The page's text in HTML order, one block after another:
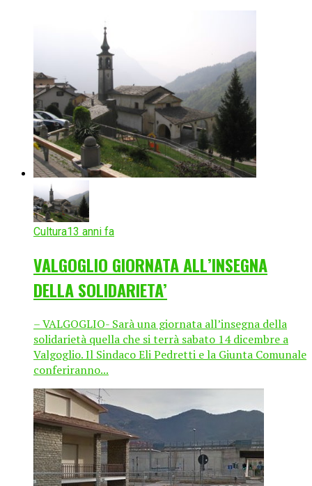
Cultura13 anni fa
VALGOGLIO GIORNATA ALL’INSEGNA
DELLA SOLIDARIETA’
– VALGOGLIO- Sarà una giornata all’insegna della
solidarietà quella che si terrà sabato 14 dicembre a
Valgoglio. Il Sindaco Eli Pedretti e la Giunta Comunale
conferiranno...